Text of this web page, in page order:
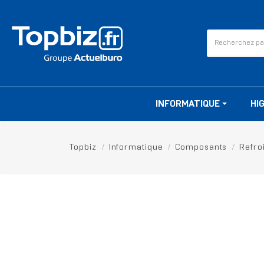
INFORMATIQUE
Topbiz Informatique Composants